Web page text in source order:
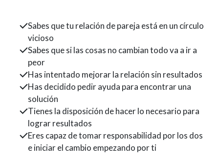
Sabes que tu relación de pareja está en un círculo
vicioso
Sabes que si las cosas no cambian todo va a ir a
peor
Has intentado mejorar la relación sin resultados
Has decidido pedir ayuda para encontrar una
solución
Tienes la disposición de hacer lo necesario para
lograr resultados
Eres capaz de tomar responsabilidad por los dos
e iniciar el cambio empezando por ti